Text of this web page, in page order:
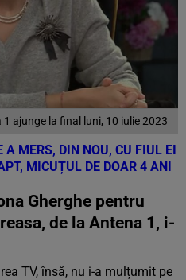
ajunge la final luni, 10 iulie 2023
A MERS, DIN NOU, CU FIUL EI
MICUȚUL DE DOAR 4 ANI
Gherghe pentru
de la Antena 1, i-
TV, însă, nu i-a mulțumit pe